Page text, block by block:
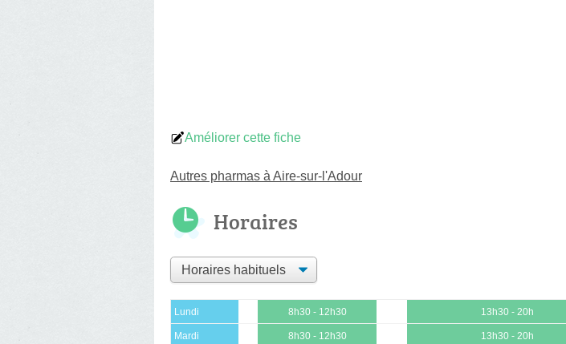
Améliorer cette fiche
Autres pharmas à Aire-sur-l'Adour
Horaires
Lundi 8h30 - 12h30 13h30 - 20h
Mardi 8h30 - 12h30 13h30 - 20h